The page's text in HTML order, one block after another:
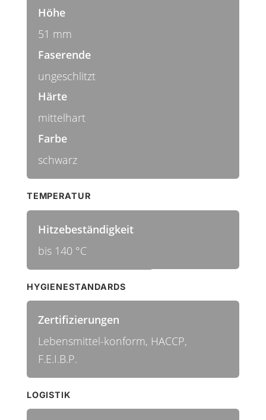
Höhe
51 mm
Faserende
ungeschlitzt
Härte
mittelhart
Farbe
schwarz
TEMPERATUR
Hitzebeständigkeit
bis 140 °C
HYGIENESTANDARDS
Zertifizierungen
Lebensmittel-konform, HACCP,
F.E.I.B.P.
LOGISTIK